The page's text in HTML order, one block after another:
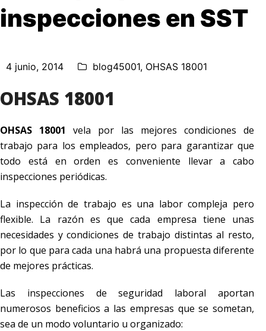
inspecciones en SST
4 junio, 2014 blog45001, OHSAS 18001
OHSAS 18001
OHSAS 18001 vela por las mejores condiciones de
trabajo para los empleados, pero para garantizar que
todo está en orden es conveniente llevar a cabo
inspecciones periódicas.
La inspección de trabajo es una labor compleja pero
flexible. La razón es que cada empresa tiene unas
necesidades y condiciones de trabajo distintas al resto,
por lo que para cada una habrá una propuesta diferente
de mejores prácticas.
Las inspecciones de seguridad laboral aportan
numerosos beneficios a las empresas que se sometan,
sea de un modo voluntario u organizado: